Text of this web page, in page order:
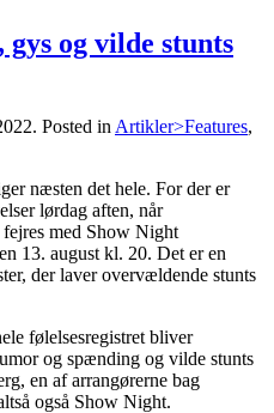
og vilde stunts
. Posted in Artikler>Features,
næsten det hele. For der er
lørdag aften, når
fejres med Show Night
13. august kl. 20. Det er en
der laver overvældende stunts
følelsesregistret bliver
og spænding og vilde stunts
en af arrangørerne bag
også Show Night.